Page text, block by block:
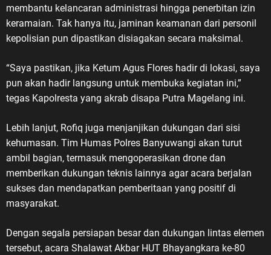
membantu kelancaran administrasi hingga penerbitan izin
keramaian. Tak hanya itu, jaminan keamanan dari personil
kepolisian pun dipastikan disiagakan secara maksimal.
“Saya pastikan, jika Ketum Agus Flores hadir di lokasi, saya
pun akan hadir langsung untuk membuka kegiatan ini,”
tegas Kapolresta yang akrab disapa Putra Magelang ini.
Lebih lanjut, Rofiq juga menjanjikan dukungan dari sisi
kehumasan. Tim Humas Polres Banyuwangi akan turut
ambil bagian, termasuk mengoperasikan drone dan
memberikan dukungan teknis lainnya agar acara berjalan
sukses dan mendapatkan pemberitaan yang positif di
masyarakat.
Dengan segala persiapan besar dan dukungan lintas elemen
tersebut, acara Shalawat Akbar HUT Bhayangkara ke-80